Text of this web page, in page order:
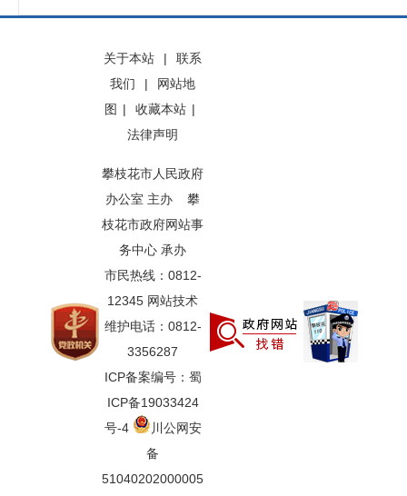
关于本站 |
联系
我们
|
网站地
图 | 收藏本站 |
法律声明
攀枝花市人民政府
办公室 主办 攀
枝花市政府网站事
务中心 承办
市民热线：0812-
12345 网站技术
维护电话：0812-
3356287
ICP备案编号：蜀
ICP备19033424
号-4
川公网安
备
51040202000005